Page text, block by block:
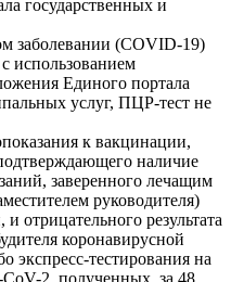
государственных и
заболевании (COVID-19)
использованием
Единого портала
услуг, ПЦР-тест не
к вакцинации,
наличие
заверенного лечащим
руководителя)
отрицательного результата
коронавирусной
экспресс-тестирования на
2, полученных за 48